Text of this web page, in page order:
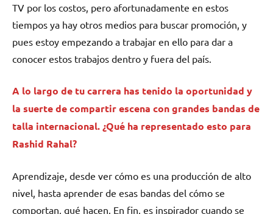
TV por los costos, pero afortunadamente en estos
tiempos ya hay otros medios para buscar promoción, y
pues estoy empezando a trabajar en ello para dar a
conocer estos trabajos dentro y fuera del país.
A lo largo de tu carrera has tenido la oportunidad y
la suerte de compartir escena con grandes bandas de
talla internacional. ¿Qué ha representado esto para
Rashid Rahal?
Aprendizaje, desde ver cómo es una producción de alto
nivel, hasta aprender de esas bandas del cómo se
comportan, qué hacen. En fin, es inspirador cuando se